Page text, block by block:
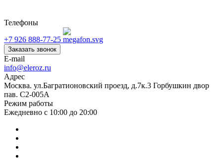
Телефоны
+7 926 888-77-25
Заказать звонок
E-mail
info@eleroz.ru
Адрес
Москва. ул.Багратионовский проезд, д.7к.3 Горбушкин двор
пав. C2-005A
Режим работы
Ежедневно с 10:00 до 20:00